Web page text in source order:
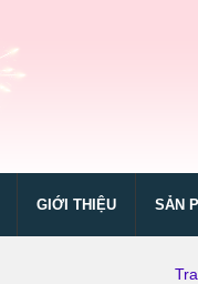
GIỚI THIỆU SẢN